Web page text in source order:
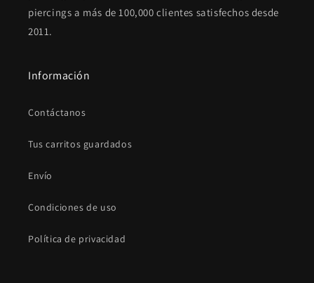
piercings a más de 100,000 clientes satisfechos desde
2011.
Información
Contáctanos
Tus carritos guardados
Envío
Condiciones de uso
Política de privacidad